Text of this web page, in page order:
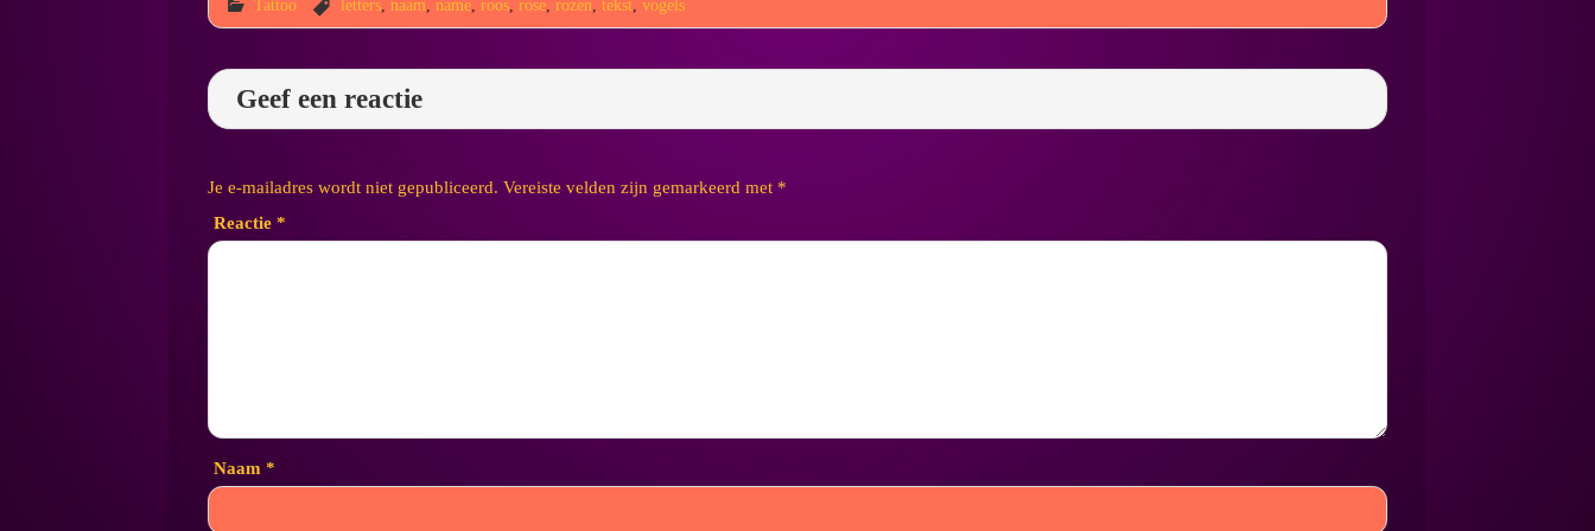
Tattoo letters naam name roos rose rozen ,tekst ,vogels
Geef een reactie
Je e-mailadres wordt niet gepubliceerd. Vereiste velden zijn gemarkeerd met *
Reactie *
Naam *